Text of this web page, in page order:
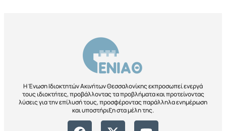
Η Ένωση Ιδιοκτητών Ακινήτων Θεσσαλονίκης εκπροσωπεί ενεργά
τους ιδιοκτήτες, προβάλλοντας τα προβλήματα και προτείνοντας
λύσεις για την επίλυσή τους, προσφέροντας παράλληλα ενημέρωση
και υποστήριξη στα μέλη της.